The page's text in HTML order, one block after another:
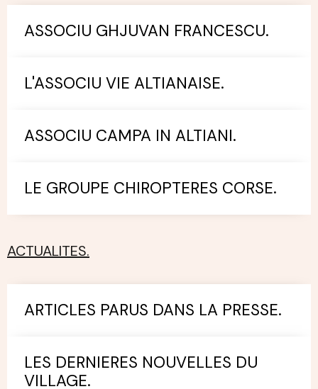
ASSOCIU GHJUVAN FRANCESCU.
L'ASSOCIU VIE ALTIANAISE.
ASSOCIU CAMPA IN ALTIANI.
LE GROUPE CHIROPTERES CORSE.
ACTUALITES.
ARTICLES PARUS DANS LA PRESSE.
LES DERNIERES NOUVELLES DU
VILLAGE.